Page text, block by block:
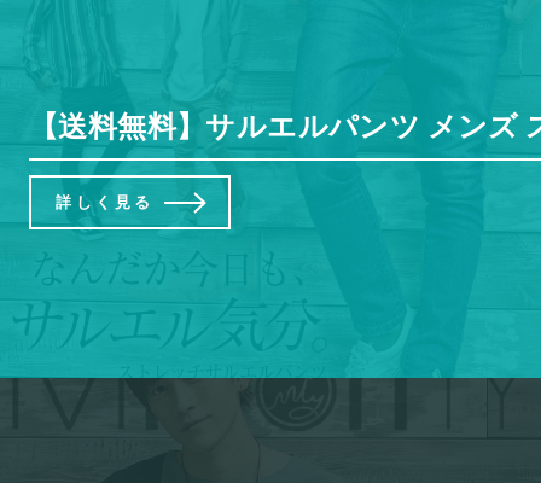
【送料無料】サルエルパンツ メン
詳しく見る